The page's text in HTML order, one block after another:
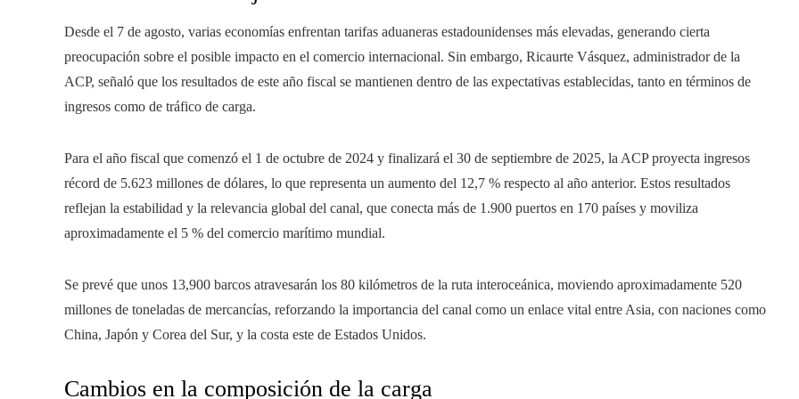
Desde el 7 de agosto, varias economías enfrentan tarifas aduaneras estadounidenses más elevadas, generando cierta
preocupación sobre el posible impacto en el comercio internacional. Sin embargo, Ricaurte Vásquez, administrador de la
ACP, señaló que los resultados de este año fiscal se mantienen dentro de las expectativas establecidas, tanto en términos de
ingresos como de tráfico de carga.
Para el año fiscal que comenzó el 1 de octubre de 2024 y finalizará el 30 de septiembre de 2025, la ACP proyecta ingresos
récord de 5.623 millones de dólares, lo que representa un aumento del 12,7 % respecto al año anterior. Estos resultados
reflejan la estabilidad y la relevancia global del canal, que conecta más de 1.900 puertos en 170 países y moviliza
aproximadamente el 5 % del comercio marítimo mundial.
Se prevé que unos 13,900 barcos atravesarán los 80 kilómetros de la ruta interoceánica, moviendo aproximadamente 520
millones de toneladas de mercancías, reforzando la importancia del canal como un enlace vital entre Asia, con naciones como
China, Japón y Corea del Sur, y la costa este de Estados Unidos.
Cambios en la composición de la carga